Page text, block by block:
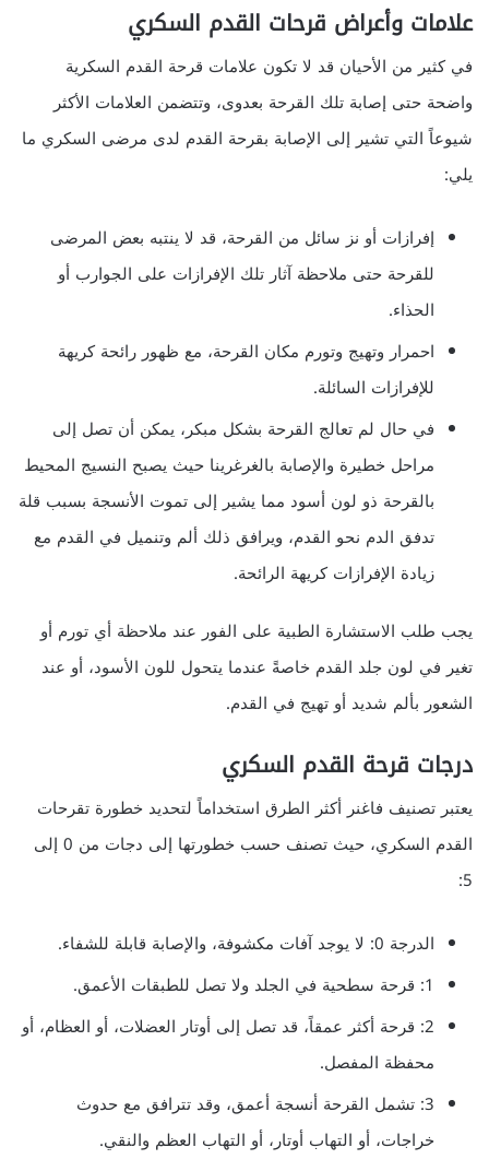
علامات وأعراض قرحات القدم السكري
في كثير من الأحيان قد لا تكون علامات قرحة القدم السكرية
واضحة حتى إصابة تلك القرحة بعدوى، وتتضمن العلامات الأكثر
شيوعاً التي تشير إلى الإصابة بقرحة القدم لدى مرضى السكري ما
يلي:
إفرازات أو نز سائل من القرحة، قد لا ينتبه بعض المرضى
للقرحة حتى ملاحظة آثار تلك الإفرازات على الجوارب أو
الحذاء.
احمرار وتهيج وتورم مكان القرحة، مع ظهور رائحة كريهة
للإفرازات السائلة.
في حال لم تعالج القرحة بشكل مبكر، يمكن أن تصل إلى
مراحل خطيرة والإصابة بالغرغرينا حيث يصبح النسيج المحيط
بالقرحة ذو لون أسود مما يشير إلى تموت الأنسجة بسبب قلة
تدفق الدم نحو القدم، ويرافق ذلك ألم وتنميل في القدم مع
زيادة الإفرازات كريهة الرائحة.
يجب طلب الاستشارة الطبية على الفور عند ملاحظة أي تورم أو
تغير في لون جلد القدم خاصةً عندما يتحول للون الأسود، أو عند
الشعور بألم شديد أو تهيج في القدم.
درجات قرحة القدم السكري
يعتبر تصنيف فاغنر أكثر الطرق استخداماً لتحديد خطورة تقرحات
القدم السكري، حيث تصنف حسب خطورتها إلى دجات من 0 إلى
5:
الدرجة 0: لا يوجد آفات مكشوفة، والإصابة قابلة للشفاء.
1: قرحة سطحية في الجلد ولا تصل للطبقات الأعمق.
2: قرحة أكثر عمقاً، قد تصل إلى أوتار العضلات، أو العظام، أو
محفظة المفصل.
3: تشمل القرحة أنسجة أعمق، وقد تترافق مع حدوث
خراجات، أو التهاب أوتار، أو التهاب العظم والنقي.